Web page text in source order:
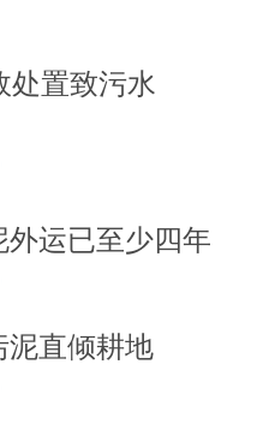
处置致污水
运已至少四年
泥直倾耕地